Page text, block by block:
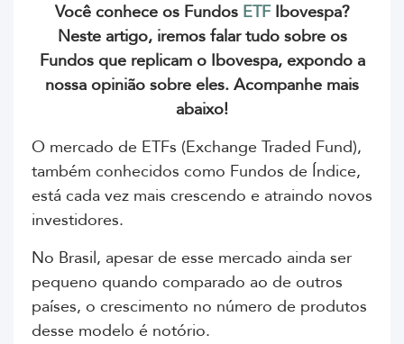
Você conhece os Fundos ETFIbovespa?
Neste artigo, iremos falar tudo sobre os
Fundos que replicam o Ibovespa, expondo a
nossa opinião sobre eles. Acompanhe mais
abaixo!
O mercado de ETFs (Exchange Traded Fund),
também conhecidos como Fundos de Índice,
está cada vez mais crescendo e atraindo novos
investidores.
No Brasil, apesar de esse mercado ainda ser
pequeno quando comparado ao de outros
países, o crescimento no número de produtos
desse modelo é notório.